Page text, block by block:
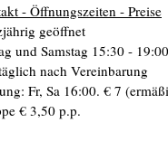
- Öffnungszeiten - Preise
geöffnet
und Samstag 15:30 -
nach Vereinbarung
Fr, Sa 16:00. € 7
€ 3,50 p.p.